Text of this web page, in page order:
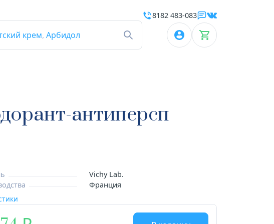
крем, Арбидол
8182 483-083
антиперсп
Vichy Lab.
Франция